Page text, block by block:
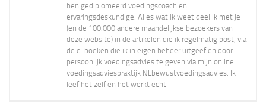
ben gediplomeerd voedingscoach en
ervaringsdeskundige. Alles wat ik weet deel ik met je
(en de 100.000 andere maandelijkse bezoekers van
deze website) in de artikelen die ik regelmatig post, via
de e-boeken die ik in eigen beheer uitgeef en door
persoonlijk voedingsadvies te geven via mijn online
voedingsadviespraktijk NLbewustvoedingsadvies. Ik
leef het zelf en het werkt echt!